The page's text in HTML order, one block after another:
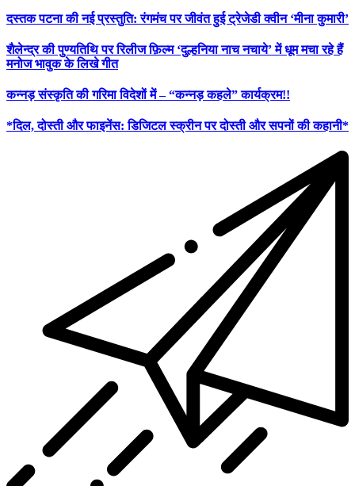
दस्तक पटना की नई प्रस्तुति: रंगमंच पर जीवंत हुई ट्रेजेडी क्वीन ‘मीना कुमारी’
शैलेन्द्र की पुण्यतिथि पर रिलीज फ़िल्म ‘दुल्हनिया नाच नचाये’ में धूम मचा रहे हैं
मनोज भावुक के लिखे गीत
कन्नड़ संस्कृति की गरिमा विदेशों में – “कन्नड़ कहले” कार्यक्रम!!
*दिल, दोस्ती और फाइनेंस: डिजिटल स्क्रीन पर दोस्ती और सपनों की कहानी*